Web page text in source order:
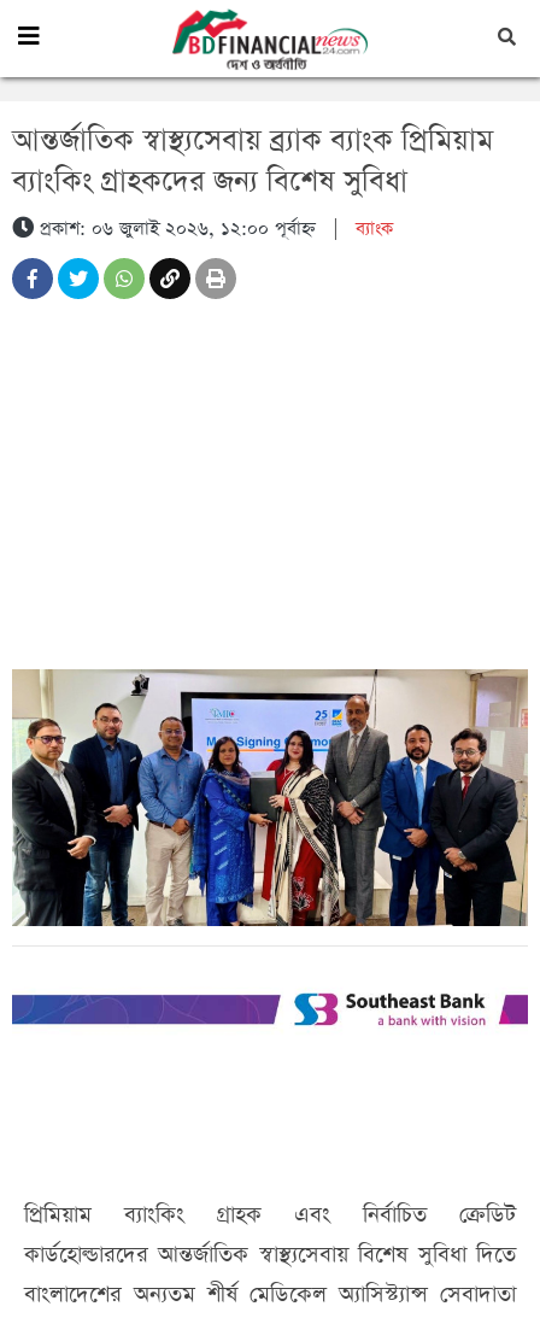
আন্তর্জাতিক স্বাস্থ্যসেবায় ব্র্যাক ব্যাংক প্রিমিয়াম
ব্যাংকিং গ্রাহকদের জন্য বিশেষ সুবিধা
প্রকাশ: ০৬ জুলাই ২০২৬, ১২:০০ পূর্বাহ্ন|ব্যাংক
প্রিমিয়াম ব্যাংকিং গ্রাহক এবং নির্বাচিত ক্রেডিট
কার্ডহোল্ডারদের আন্তর্জাতিক স্বাস্থ্যসেবায় বিশেষ সুবিধা দিতে
বাংলাদেশের অন্যতম শীর্ষ মেডিকেল অ্যাসিস্ট্যান্স সেবাদাতা